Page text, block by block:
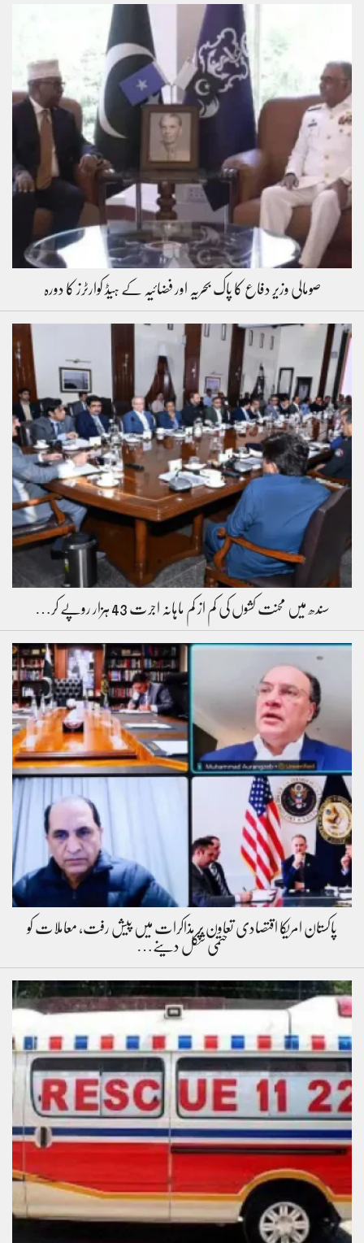
صومالی وزیر دفاع کا پاک بحریہ اور فضائیہ کے ہیڈ کوارٹرز کا دورہ
سندھ میں محنت کشوں کی کم از کم ماہانہ اجرت 43 ہزار روپے کر…
پاکستان امریکا اقتصادی تعاون پر مذاکرات میں پیش رفت، معاملات کو
حتمی شکل دینے…